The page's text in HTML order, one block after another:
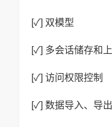
[✓] 双模型
[✓] 多会话储存和
[✓] 访问权限控制
[✓] 数据导入、导出